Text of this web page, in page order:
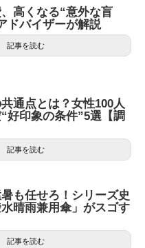
高くなる“意外な盲
ドバイザーが解説
記事を読む
共通点とは？女性100人
好印象の条件”5選【調
記事を読む
も任せろ！シリーズ史
水晴雨兼用傘」がスゴす
記事を読む